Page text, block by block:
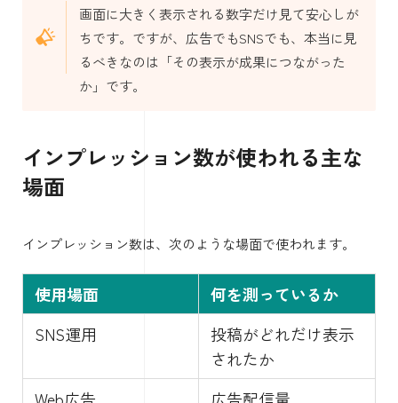
画面に大きく表示される数字だけ見て安心しが
ちです。ですが、広告でもSNSでも、本当に見
るべきなのは「その表示が成果につながった
か」です。
インプレッション数が使われる主な
場面
インプレッション数は、次のような場面で使われます。
使用場面
何を測っているか
SNS運用
投稿がどれだけ表示
されたか
Web広告
広告配信量